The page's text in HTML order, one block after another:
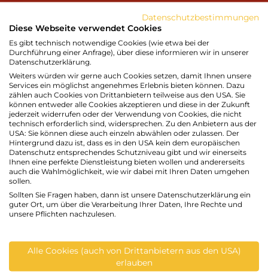
Gerne senden wir Ihnen unsere Busmappe mit
einer ausführlichen Beschreibung der einzelnen
Programme!
IDEEN FÜR HALBTAGESAUSFLÜGE
Bucklige Welt mit Wehrkirchenstraße
und Mostwirtshausbesuch oder
Schnapsverkostung
Stadtrundgang Kirchschlag mit
Zyklus - 2027
Seefestspiele Mörbisch oder
Datenschutzbestimmungen
Diese Webseite verwendet Cookies
Es gibt technisch notwendige Cookies (wie etwa bei der
Durchführung einer Anfrage), über diese informieren wir in unserer
Datenschutzerklärung.
Weiters würden wir gerne auch Cookies setzen, damit Ihnen unsere
Services ein möglichst angenehmes Erlebnis bieten können. Dazu
zählen auch Cookies von Drittanbietern teilweise aus den USA. Sie
können entweder alle Cookies akzeptieren und diese in der Zukunft
jederzeit widerrufen oder der Verwendung von Cookies, die nicht
technisch erforderlich sind, widersprechen. Zu den Anbietern aus der
USA: Sie können diese auch einzeln abwählen oder zulassen. Der
Hintergrund dazu ist, dass es in den USA kein dem europäischen
Datenschutz entsprechendes Schutzniveau gibt und wir einerseits
Ihnen eine perfekte Dienstleistung bieten wollen und andererseits
auch die Wahlmöglichkeit, wie wir dabei mit Ihren Daten umgehen
sollen.
Sollten Sie Fragen haben, dann ist unsere Datenschutzerklärung ein
guter Ort, um über die Verarbeitung Ihrer Daten, Ihre Rechte und
unsere Pflichten nachzulesen.
Alle Cookies (auch von Drittanbietern aus den USA)
erlauben